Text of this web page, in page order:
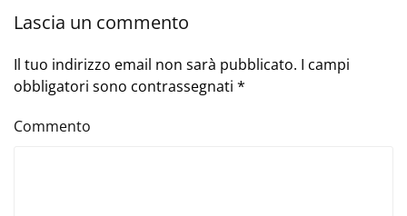
Lascia un commento
Il tuo indirizzo email non sarà pubblicato. I campi
obbligatori sono contrassegnati *
Commento